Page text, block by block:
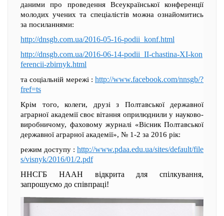
даними про проведення Всеукраїнської конференції
молодих учених та спеціалістів можна ознайомитись
за посиланнями:
http://dnsgb.com.ua/2016-05-16-podii_konf.html
http://dnsgb.com.ua/2016-06-14-podii_II-chastina-XI-kon
ferencii-zbirnyk.html
та соціальній мережі : http://www.facebook.com/nnsgb/?
fref=ts
Крім того, колеги, друзі з Полтавської державної
аграрної академії своє вітання оприлюднили у науково-
виробничому, фаховому журналі «Вісник Полтавської
державної аграрної академії», № 1-2 за 2016 рік:
режим доступу : http://www.pdaa.edu.ua/sites/default/file
s/visnyk/2016/01/2.pdf
ННСГБ НААН відкрита для спілкування,
запрошуємо до співпраці!